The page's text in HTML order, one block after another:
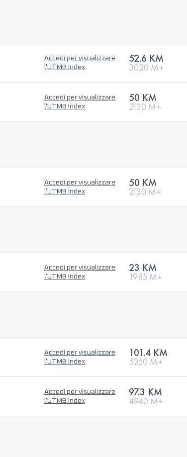
Accedi per visualizzare
l'UTMB Index
52.6 KM
3020 M+
Accedi per visualizzare
l'UTMB Index
50 KM
2130 M+
Accedi per visualizzare
l'UTMB Index
50 KM
2130 M+
Accedi per visualizzare
l'UTMB Index
23 KM
1985 M+
Accedi per visualizzare
l'UTMB Index
101.4 KM
5250 M+
Accedi per visualizzare
l'UTMB Index
97.3 KM
4940 M+